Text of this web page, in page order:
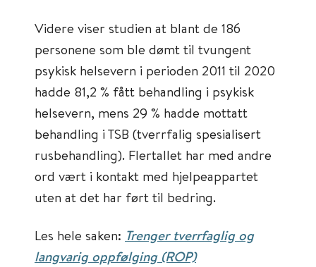
Videre viser studien at blant de 186
personene som ble dømt til tvungent
psykisk helsevern i perioden 2011 til 2020
hadde 81,2 % fått behandling i psykisk
helsevern, mens 29 % hadde mottatt
behandling i TSB (tverrfalig spesialisert
rusbehandling). Flertallet har med andre
ord vært i kontakt med hjelpeappartet
uten at det har ført til bedring.
Les hele saken: Trenger tverrfaglig og
langvarig oppfølging (ROP)